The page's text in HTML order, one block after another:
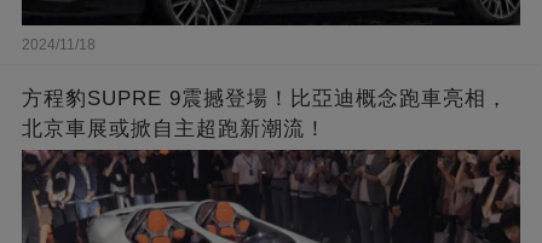
2024/11/18
方程豹SUPRE 9震撼登場！比亞迪概念跑車亮相，
北京車展或掀自主超跑新潮流！